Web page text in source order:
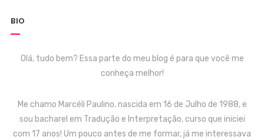
BIO
Olá, tudo bem? Essa parte do meu blog é para que você me
conheça melhor!
Me chamo Marcéli Paulino, nascida em 16 de Julho de 1988, e
sou bacharel em Tradução e Interpretação, curso que iniciei
com 17 anos! Um pouco antes de me formar, já me interessava